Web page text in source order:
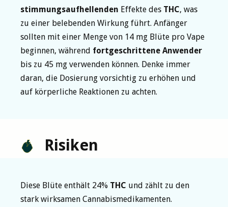
stimmungsaufhellenden Effekte des THC, was
zu einer belebenden Wirkung führt. Anfänger
sollten mit einer Menge von 14 mg Blüte pro Vape
beginnen, während fortgeschrittene Anwender
bis zu 45 mg verwenden können. Denke immer
daran, die Dosierung vorsichtig zu erhöhen und
auf körperliche Reaktionen zu achten.
Risiken
Diese Blüte enthält 24% THC und zählt zu den
stark wirksamen Cannabismedikamenten.